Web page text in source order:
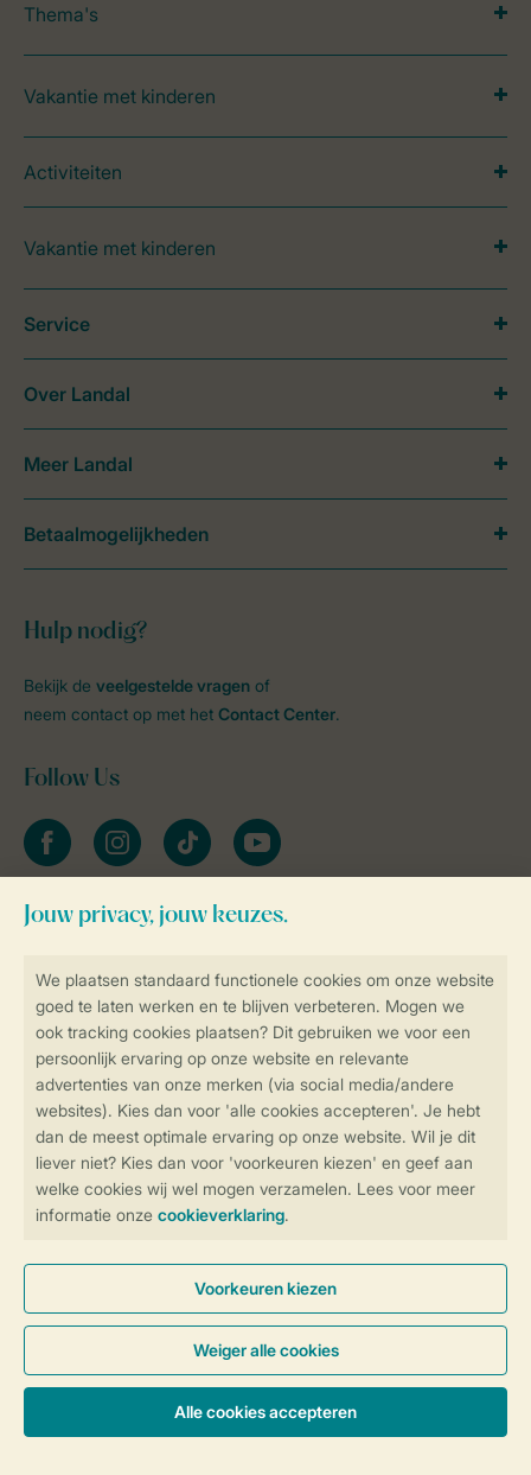
Controle over jouw gegevens &
Instellingen wijzigen
Veilig en snel online boeken
Veilige gegevensoverdracht
Veilige betaling
Thema's
Vakantie met kinderen
Activiteiten
Vakantie met kinderen
Hulp nodig?
Bekijk de veelgestelde vragen of
neem contact op met het Contact Center.
Follow Us
facebookinstagramtiktok youtube
Blijf op de hoogte
Service
Over Landal
Meer Landal
Betaalmogelijkheden
Algemene Voorwaarden Privacy Notice
Cookies en banners
Toegankelijkheid © 2026 Landal